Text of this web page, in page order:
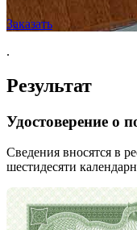
Заказать
.
Результат
Удостоверение о
Сведения вносятся в
шестидесяти